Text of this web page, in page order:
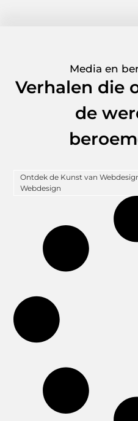
Media en
Verhalen die
de
Ontdek de Kunst van
Webdesign